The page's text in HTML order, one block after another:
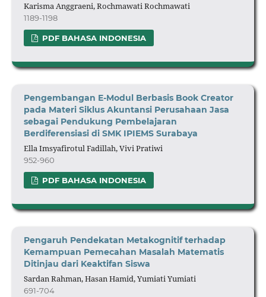
Karisma Anggraeni, Rochmawati Rochmawati
1189-1198
PDF BAHASA INDONESIA
Pengembangan E-Modul Berbasis Book Creator
pada Materi Siklus Akuntansi Perusahaan Jasa
sebagai Pendukung Pembelajaran
Berdiferensiasi di SMK IPIEMS Surabaya
Ella Imsyafirotul Fadillah, Vivi Pratiwi
952-960
PDF BAHASA INDONESIA
Pengaruh Pendekatan Metakognitif terhadap
Kemampuan Pemecahan Masalah Matematis
Ditinjau dari Keaktifan Siswa
Sardan Rahman, Hasan Hamid, Yumiati Yumiati
691-704